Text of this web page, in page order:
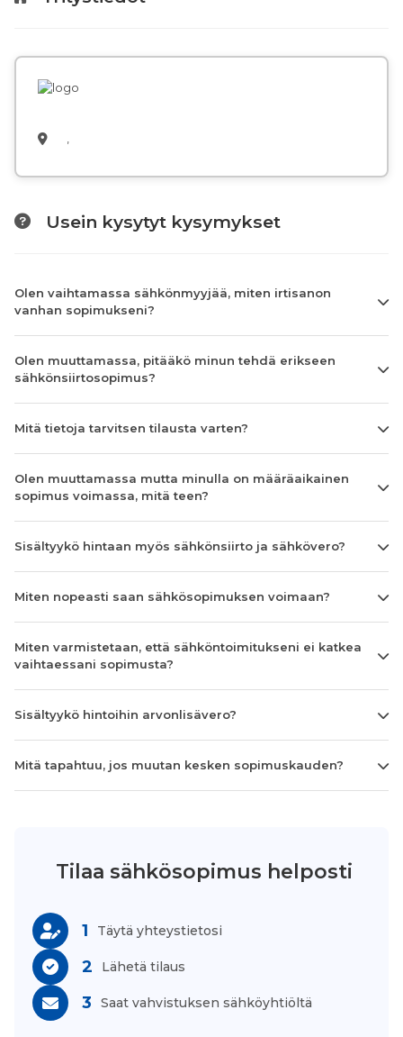
,
Usein kysytyt kysymykset
Olen vaihtamassa sähkönmyyjää, miten irtisanon
vanhan sopimukseni?
Olen muuttamassa, pitääkö minun tehdä erikseen
sähkönsiirtosopimus?
Mitä tietoja tarvitsen tilausta varten?
Olen muuttamassa mutta minulla on määräaikainen
sopimus voimassa, mitä teen?
Sisältyykö hintaan myös sähkönsiirto ja sähkövero?
Miten nopeasti saan sähkösopimuksen voimaan?
Miten varmistetaan, että sähköntoimitukseni ei katkea
vaihtaessani sopimusta?
Sisältyykö hintoihin arvonlisävero?
Mitä tapahtuu, jos muutan kesken sopimuskauden?
Tilaa sähkösopimus helposti
1 Täytä yhteystietosi
2 Lähetä tilaus
3 Saat vahvistuksen sähköyhtiöltä